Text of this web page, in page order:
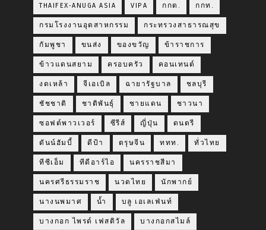
THAIFEX-ANUGA ASIA VIPA กกต. กกท.
กรมโรงงานอุตสาหกรรม กระทรวงสาธารณสุข
กัมพูชา ขนส่ง ของขวัญ ข้าราชการ
ข้าวแดนสยาม ครอบครัว คอนเทนต์
งดเหล้า จีเอเบิล ฉายารัฐบาล ชลบุรี
ชัชชาติ ชาติพันธุ์ ชายแดน ชาวนา
ซอฟต์พาวเวอร์ ซีรีส์ ญี่ปุ่น ดนตรี
ดันน์ฮัมบี้ ดีป้า ตรุษจีน ททท. ทั่วไทย
ทีซีเอ็ม ทีดีอาร์ไอ นครราชสีมา
นครศรีธรรมราช นวดไทย นักพากย์
นางนพมาศ น้ำ บลู เอเลเฟ่นท์
บางกอก ไพรด์ เฟสติวัล บางกอกสไมล์